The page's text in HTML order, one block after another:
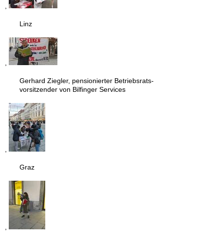
Linz
Gerhard Ziegler, pensionierter Betriebsrats-
vorsitzender von Bilfinger Services
Graz